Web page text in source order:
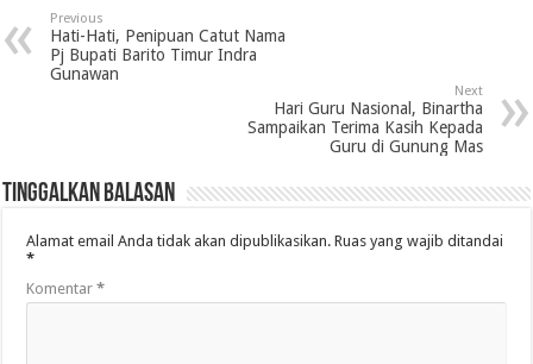
Previous
Hati-Hati, Penipuan Catut Nama
Pj Bupati Barito Timur Indra
Gunawan
Next
Hari Guru Nasional, Binartha
Sampaikan Terima Kasih Kepada
Guru di Gunung Mas
Tinggalkan Balasan
Alamat email Anda tidak akan dipublikasikan. Ruas yang wajib ditandai
*
Komentar*